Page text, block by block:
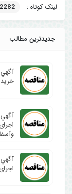
لینک کوتاه :
جدیدترین مطالب